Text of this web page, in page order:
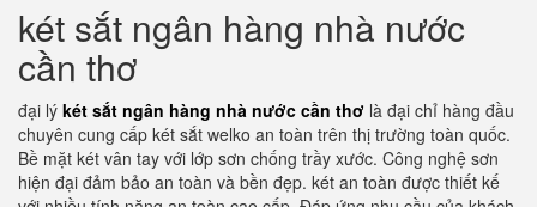
két sắt ngân hàng nhà nước
cần thơ
đại lý két sắt ngân hàng nhà nước cần thơ là đại chỉ hàng đầu
chuyên cung cấp két sắt welko an toàn trên thị trường toàn quốc.
Bề mặt két vân tay với lớp sơn chống trầy xước. Công nghệ sơn
hiện đại đảm bảo an toàn và bền đẹp. két an toàn được thiết kế